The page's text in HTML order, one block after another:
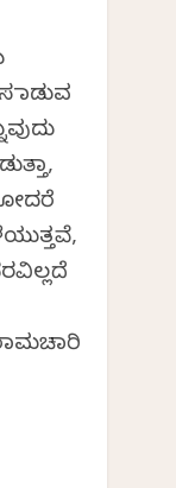
ಮಾಡುವ